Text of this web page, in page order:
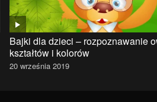
Bajki dla dzieci – rozpoznawanie
kształtów i kolorów
20 września 2019